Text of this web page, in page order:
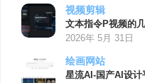
视频剪辑
文本指令P视频的
2026年 5月 31日
绘画网站
星流AI-国产AI设计